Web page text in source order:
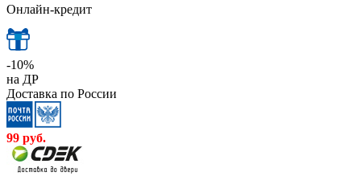
Онлайн-кредит
-10%
на ДР
Доставка по России
99 руб.